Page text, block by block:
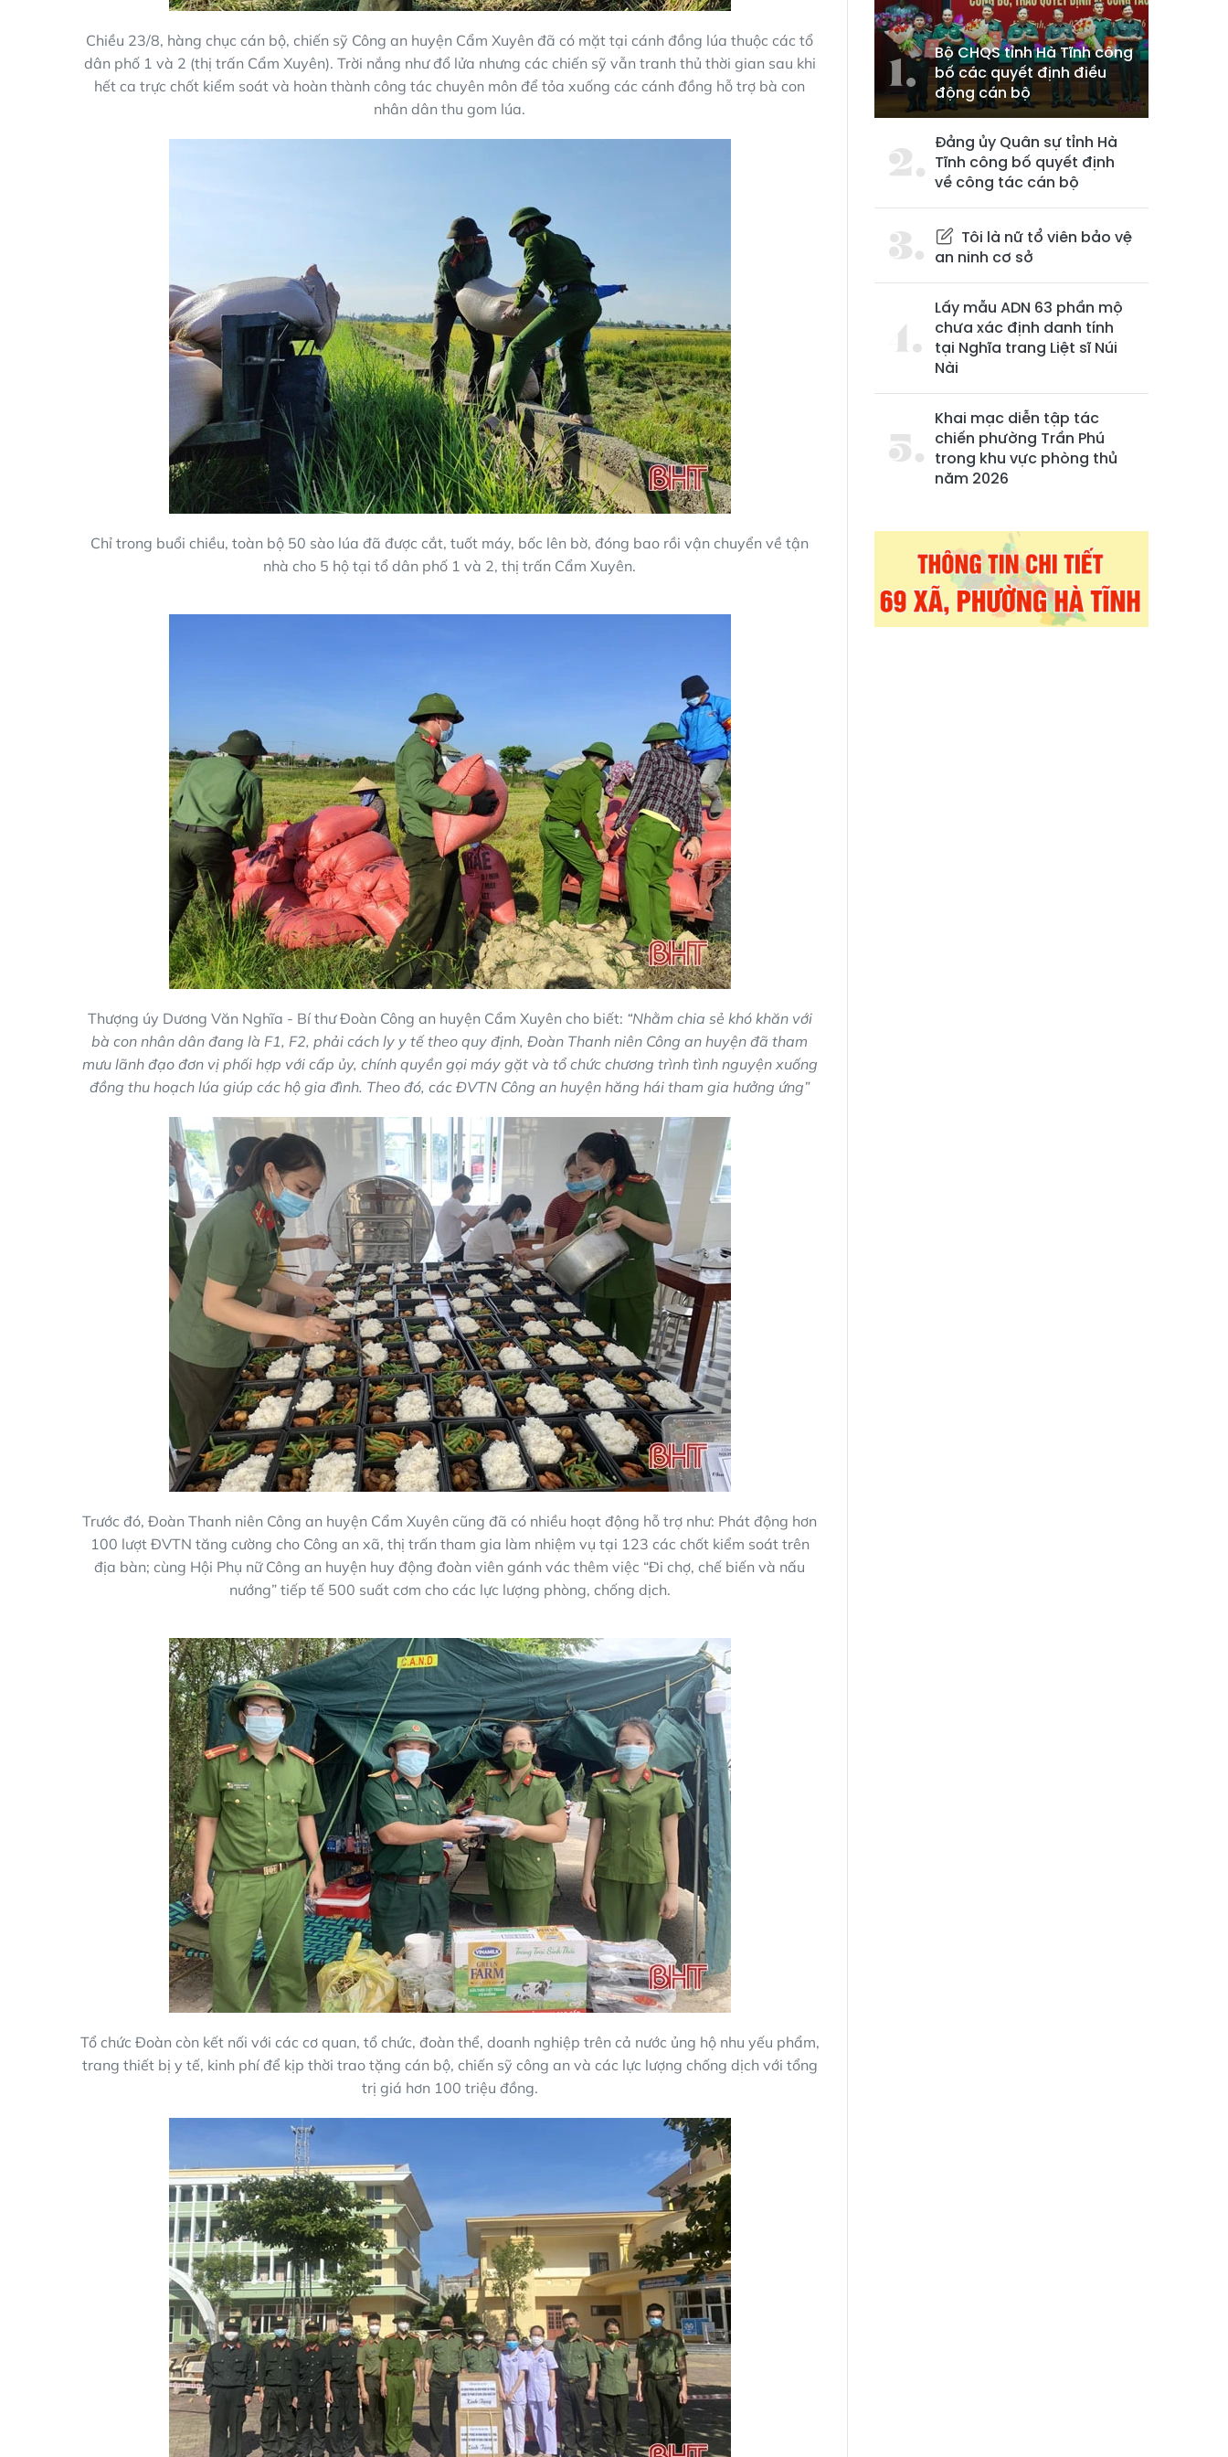
Chiều 23/8, hàng chục cán bộ, chiến sỹ Công an huyện Cẩm Xuyên đã có mặt tại cánh đồng lúa thuộc các tổ
dân phố 1 và 2 (thị trấn Cẩm Xuyên). Trời nắng như đổ lửa nhưng các chiến sỹ vẫn tranh thủ thời gian sau khi
hết ca trực chốt kiểm soát và hoàn thành công tác chuyên môn để tỏa xuống các cánh đồng hỗ trợ bà con
nhân dân thu gom lúa.
Chỉ trong buổi chiều, toàn bộ 50 sào lúa đã được cắt, tuốt máy, bốc lên bờ, đóng bao rồi vận chuyển về tận
nhà cho 5 hộ tại tổ dân phố 1 và 2, thị trấn Cẩm Xuyên.
Thượng úy Dương Văn Nghĩa - Bí thư Đoàn Công an huyện Cẩm Xuyên cho biết: “Nhằm chia sẻ khó khăn với
bà con nhân dân đang là F1, F2, phải cách ly y tế theo quy định, Đoàn Thanh niên Công an huyện đã tham
mưu lãnh đạo đơn vị phối hợp với cấp ủy, chính quyền gọi máy gặt và tổ chức chương trình tình nguyện xuống
đồng thu hoạch lúa giúp các hộ gia đình. Theo đó, các ĐVTN Công an huyện hăng hái tham gia hưởng ứng”
Trước đó, Đoàn Thanh niên Công an huyện Cẩm Xuyên cũng đã có nhiều hoạt động hỗ trợ như: Phát động hơn
100 lượt ĐVTN tăng cường cho Công an xã, thị trấn tham gia làm nhiệm vụ tại 123 các chốt kiểm soát trên
địa bàn; cùng Hội Phụ nữ Công an huyện huy động đoàn viên gánh vác thêm việc “Đi chợ, chế biến và nấu
nướng” tiếp tế 500 suất cơm cho các lực lượng phòng, chống dịch.
Tổ chức Đoàn còn kết nối với các cơ quan, tổ chức, đoàn thể, doanh nghiệp trên cả nước ủng hộ nhu yếu phẩm,
trang thiết bị y tế, kinh phí để kịp thời trao tặng cán bộ, chiến sỹ công an và các lực lượng chống dịch với tổng
trị giá hơn 100 triệu đồng.
Bộ CHQS tỉnh Hà Tĩnh công
bố các quyết định điều
động cán bộ
Đảng ủy Quân sự tỉnh Hà
Tĩnh công bố quyết định
về công tác cán bộ
Tôi là nữ tổ viên bảo vệ
an ninh cơ sở
Lấy mẫu ADN 63 phần mộ
chưa xác định danh tính
tại Nghĩa trang Liệt sĩ Núi
Nài
Khai mạc diễn tập tác
chiến phường Trần Phú
trong khu vực phòng thủ
năm 2026